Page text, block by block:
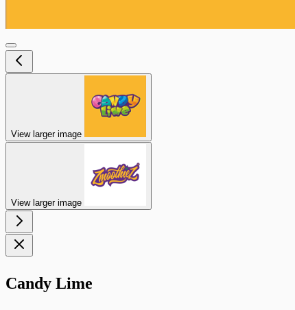
View larger image
View larger image
Candy Lime